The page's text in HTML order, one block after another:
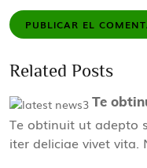
Related Posts
Te
Te obtinuit ut adepto
iter deliciae vivet vita.